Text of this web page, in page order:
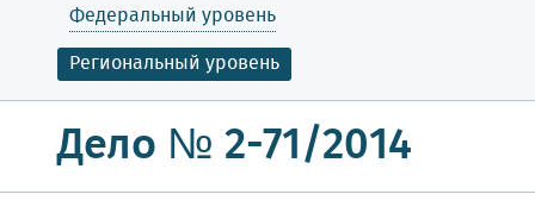
Федеральный уровень
Региональный уровень
Дело № 2-71/2014